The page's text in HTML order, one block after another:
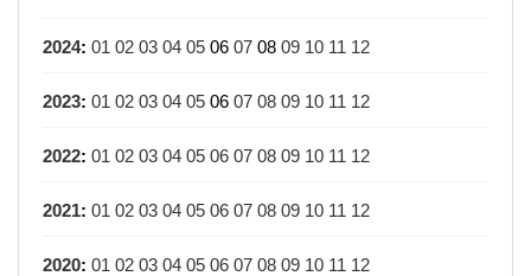
2024: 01 02 03 04 05 06 07 08 09 10 11 12
2023: 01 02 03 04 05 06 07 08 09 10 11 12
2022: 01 02 03 04 05 06 07 08 09 10 11 12
2021: 01 02 03 04 05 06 07 08 09 10 11 12
2020: 01 02 03 04 05 06 07 08 09 10 11 12